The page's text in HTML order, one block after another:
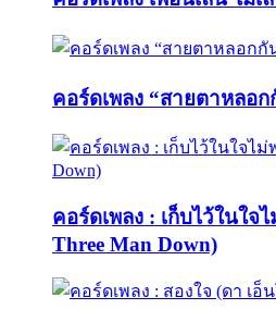
คอร์ดเพลง “สายตาหลอ
คอร์ดเพลง : เก็บไว้ในใจ
Three Man Down)